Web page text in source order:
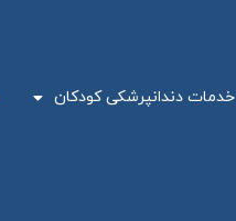
خدمات دندانپرشکی کودکان